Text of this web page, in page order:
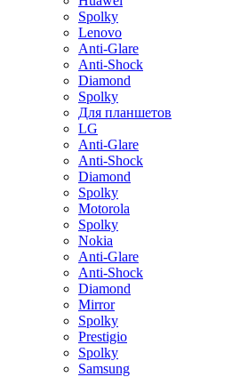
Spolky
Lenovo
Anti-Glare
Anti-Shock
Diamond
Spolky
Для планшетов
LG
Anti-Glare
Anti-Shock
Diamond
Spolky
Motorola
Spolky
Nokia
Anti-Glare
Anti-Shock
Diamond
Mirror
Spolky
Prestigio
Spolky
Samsung